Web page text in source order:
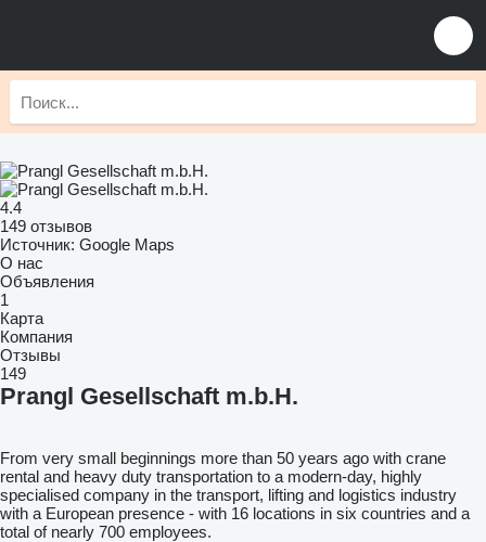
4.4
149 отзывов
Источник: Google Maps
О нас
Объявления
1
Карта
Компания
Отзывы
149
Prangl Gesellschaft m.b.H.
From very small beginnings more than 50 years ago with crane
rental and heavy duty transportation to a modern-day, highly
specialised company in the transport, lifting and logistics industry
with a European presence - with 16 locations in six countries and a
total of nearly 700 employees.